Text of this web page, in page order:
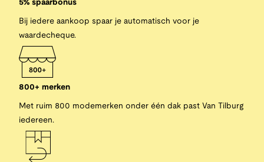
5% spaarbonus
Bij iedere aankoop spaar je automatisch voor je
waardecheque.
800+ merken
Met ruim 800 modemerken onder één dak past Van Tilburg
iedereen.